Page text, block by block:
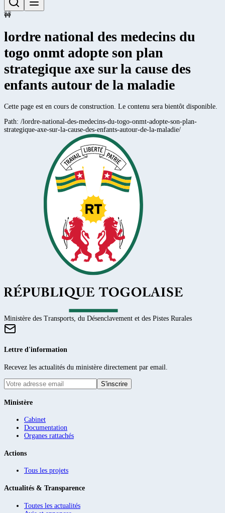
🚧
lordre national des medecins du
togo onmt adopte son plan
strategique axe sur la cause des
enfants autour de la maladie
Cette page est en cours de construction. Le contenu sera bientôt disponible.
Path: /lordre-national-des-medecins-du-togo-onmt-adopte-son-plan-
strategique-axe-sur-la-cause-des-enfants-autour-de-la-maladie/
Ministère des Transports, du Désenclavement et des Pistes Rurales
Lettre d'information
Recevez les actualités du ministère directement par email.
S'inscrire
Ministère
Cabinet
Documentation
Organes rattachés
Actions
Tous les projets
Actualités & Transparence
Toutes les actualités